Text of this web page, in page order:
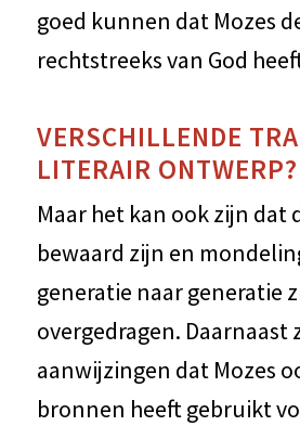
goed kunnen dat Mozes
rechtstreeks van God
VERSCHILLENDE
LITERAIR ONTWERP?
Maar het kan ook zijn dat
bewaard zijn en
generatie naar generatie
overgedragen. Daarnaast
aanwijzingen dat Mozes
bronnen heeft gebruikt